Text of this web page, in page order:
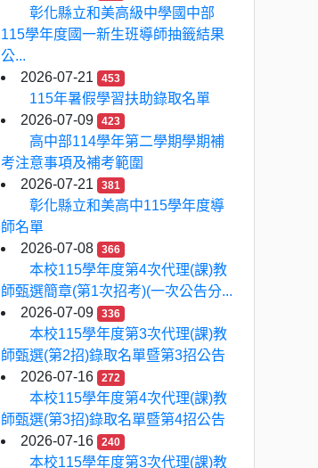
彰化縣立和美高級中學國中部
115學年度國一新生班導師抽籤結果
公...
2026-07-21
453
115年暑假學習扶助錄取名單
2026-07-09
423
高中部114學年第二學期學期補
考注意事項及補考範圍
2026-07-21
381
彰化縣立和美高中115學年度導
師名單
2026-07-08
366
本校115學年度第4次代理(課)教
師甄選簡章(第1次招考)(一次公告分...
2026-07-09
336
本校115學年度第3次代理(課)教
師甄選(第2招)錄取名單暨第3招公告
2026-07-16
272
本校115學年度第4次代理(課)教
師甄選(第3招)錄取名單暨第4招公告
2026-07-16
240
本校115學年度第3次代理(課)教